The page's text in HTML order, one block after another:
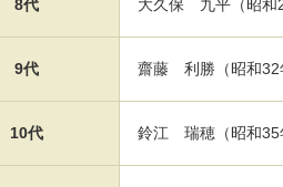
8代 大久保 九平（昭和
9代 齋藤 利勝（昭和32
10代 鈴江 瑞穂（昭和35